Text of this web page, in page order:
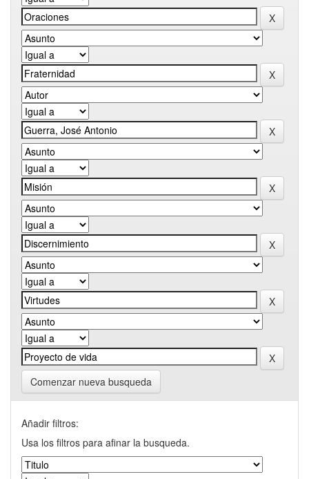
Comenzar nueva busqueda
Añadir filtros:
Usa los filtros para afinar la busqueda.